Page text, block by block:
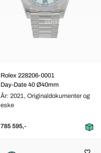
Rolex 228206-0001
Day-Date 40 Ø40mm
År: 2021, Originaldokumenter og
eske
785 595,-